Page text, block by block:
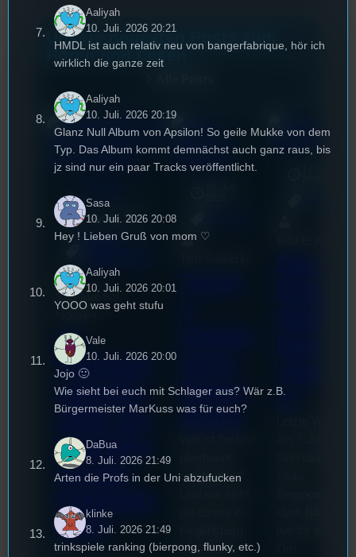
Unsere neuesten Posts zum
Hören und Lesen
mic [S1/E45]
3. August 2026
Festivals ,
Sao-Mai Sol
44.
Stummfil
mwoche
2026: Ein
Interview
mit der
Festivalle
iterin
Die
Regen
sburg
entstanden?
aus? Diese
er
Aaliyah
10. Juli. 2026 20:21
HMDL ist auch relativ neu von bangerfabrique, hör ich
wirklich die ganze zeit
Aaliyah
10. Juli. 2026 20:19
Glanz Null Album von Apsilon! So geile Mukke von dem
Typ. Das Album kommt demnächst auch ganz raus, bis
jz sind nur ein paar Tracks veröffentlicht.
Sasa
10. Juli. 2026 20:08
Hey ! Lieben Gruß von mom ♡
Aaliyah
10. Juli. 2026 20:01
YOOO was geht stufu
Vale
10. Juli. 2026 20:00
Jojo 🙂
Wie sieht bei euch mit Schlager aus? Wär z.B.
Bürgermeister MarKuss was für euch?
DaBua
8. Juli. 2026 21:49
Arten die Profs in der Uni abzufucken
klinke
8. Juli. 2026 21:49
trinkspiele ranking (bierpong, flunky, etc.)